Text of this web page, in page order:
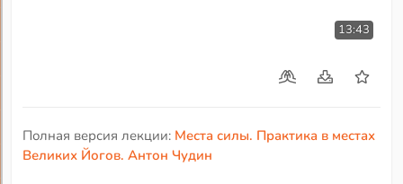
13:43
Полная версия лекции: Места силы. Практика в местах
Великих Йогов. Антон Чудин